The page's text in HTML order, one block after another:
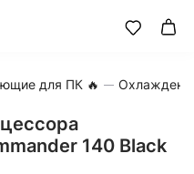
для ПК 🔥
140 Black